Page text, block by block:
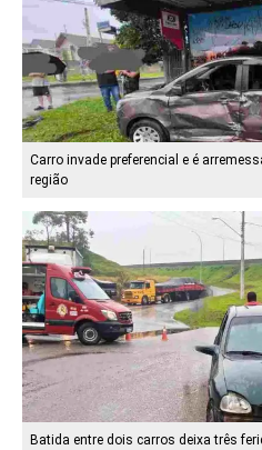
Carro invade preferencial e é
região
Batida entre dois carros deixa três